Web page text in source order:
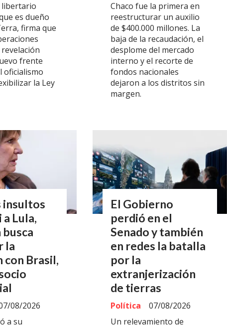
libertario
es dueño
firma que
frente
oficialismo
la Ley
Chaco fue la primera en
reestructurar un auxilio
de $400.000 millones. La
baja de la recaudación, el
desplome del mercado
interno y el recorte de
fondos nacionales
dejaron a los distritos sin
margen.
insultos
Lula,
la
con Brasil,
08/2026
a su
El Gobierno
perdió en el
Senado y también
en redes la batalla
por la
extranjerización
de tierras
Política
07/08/2026
Un relevamiento de